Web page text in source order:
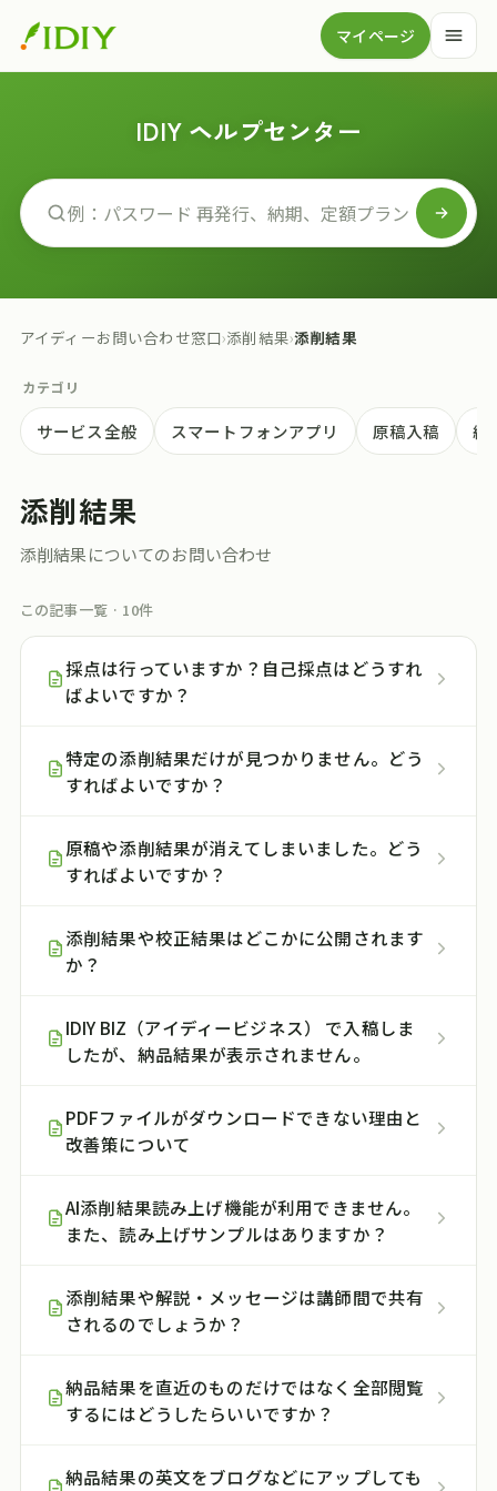
マイページ
IDIY ヘルプセンター
アイディーお問い合わせ窓口›添削結果›添削結果
カテゴリ
サービス全般 スマートフォンアプリ 原稿入稿 納
添削結果
添削結果についてのお問い合わせ
この記事一覧 · 10件
採点は行っていますか？自己採点はどうすれ
ばよいですか？
特定の添削結果だけが見つかりません。どう
すればよいですか？
原稿や添削結果が消えてしまいました。どう
すればよいですか？
添削結果や校正結果はどこかに公開されます
か？
IDIY BIZ（アイディービジネス） で入稿しま
したが、納品結果が表示されません。
PDFファイルがダウンロードできない理由と
改善策について
AI添削結果読み上げ機能が利用できません。
また、読み上げサンプルはありますか？
添削結果や解説・メッセージは講師間で共有
されるのでしょうか？
納品結果を直近のものだけではなく全部閲覧
するにはどうしたらいいですか？
納品結果の英文をブログなどにアップしても